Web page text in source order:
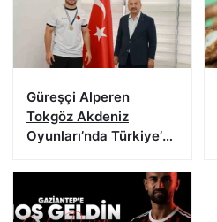
Güreşçi Alperen
Tokgöz Akdeniz
Oyunları’nda Türkiye’yi